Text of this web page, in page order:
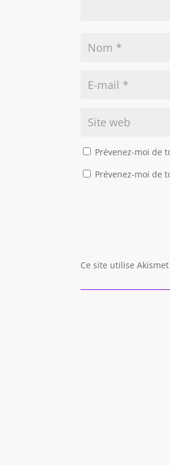
Prévenez-moi de
Prévenez-moi de
Ce site utilise